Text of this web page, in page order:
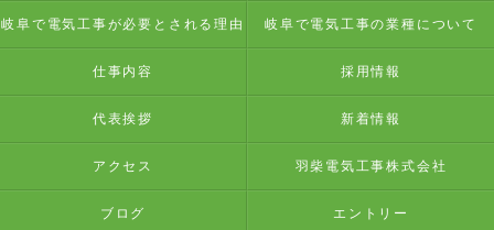
岐阜で電気工事が必要とされる理由 岐阜で電気工事の業種について
仕事内容 採用情報
代表挨拶 新着情報
アクセス 羽柴電気工事株式会社
ブログ エントリー